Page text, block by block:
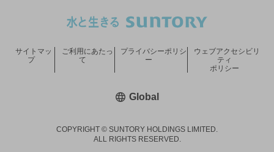
COPYRIGHT © SUNTORY HOLDINGS LIMITED.
ALL RIGHTS RESERVED.
サイトマッ
プ
ご利用にあたっ
て
プライバシーポリシ
ー
ウェブアクセシビリ
ティ
ポリシー
Global新しいウィンドウで開く